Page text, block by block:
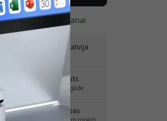
— gatavs sūtīšanai
Piegāde 9.99 EUR uz Latvija
Piegāde 7-11 augusts
Ātra un izsekojama piegāde
atgriešanas tiesības
8%